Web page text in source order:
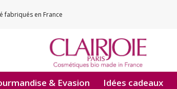
fabriqués en France
& Evasion Idées cadeaux